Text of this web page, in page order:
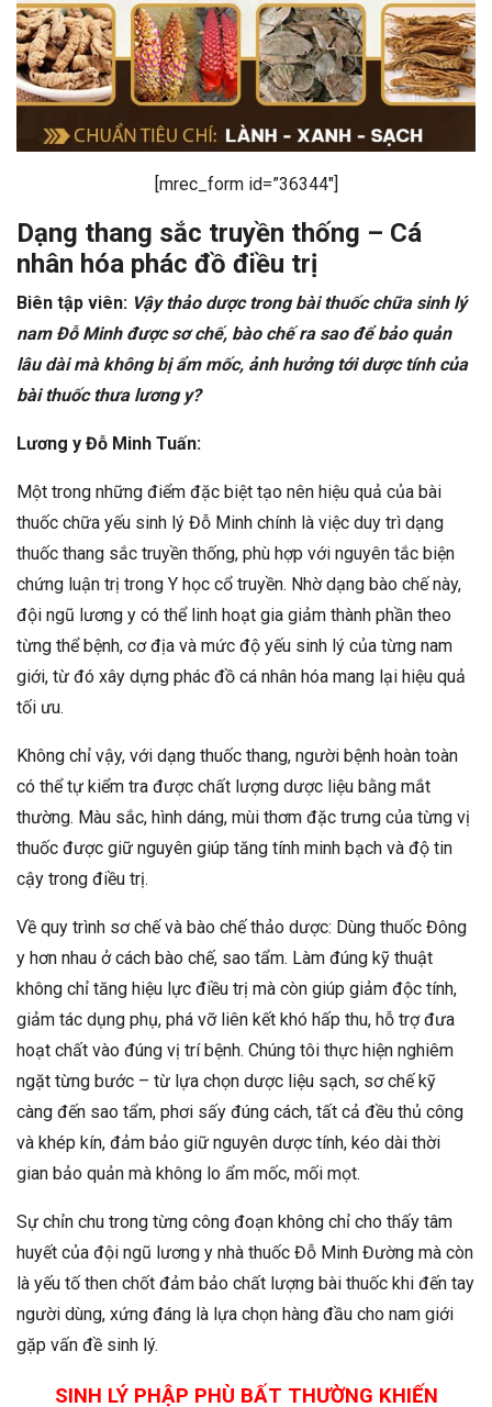
[mrec_form id=”36344″]
Dạng thang sắc truyền thống – Cá
nhân hóa phác đồ điều trị
Biên tập viên: Vậy thảo dược trong bài thuốc chữa sinh lý
nam Đỗ Minh được sơ chế, bào chế ra sao để bảo quản
lâu dài mà không bị ẩm mốc, ảnh hưởng tới dược tính của
bài thuốc thưa lương y?
Lương y Đỗ Minh Tuấn:
Một trong những điểm đặc biệt tạo nên hiệu quả của bài
thuốc chữa yếu sinh lý Đỗ Minh chính là việc duy trì dạng
thuốc thang sắc truyền thống, phù hợp với nguyên tắc biện
chứng luận trị trong Y học cổ truyền. Nhờ dạng bào chế này,
đội ngũ lương y có thể linh hoạt gia giảm thành phần theo
từng thể bệnh, cơ địa và mức độ yếu sinh lý của từng nam
giới, từ đó xây dựng phác đồ cá nhân hóa mang lại hiệu quả
tối ưu.
Không chỉ vậy, với dạng thuốc thang, người bệnh hoàn toàn
có thể tự kiểm tra được chất lượng dược liệu bằng mắt
thường. Màu sắc, hình dáng, mùi thơm đặc trưng của từng vị
thuốc được giữ nguyên giúp tăng tính minh bạch và độ tin
cậy trong điều trị.
Về quy trình sơ chế và bào chế thảo dược: Dùng thuốc Đông
y hơn nhau ở cách bào chế, sao tẩm. Làm đúng kỹ thuật
không chỉ tăng hiệu lực điều trị mà còn giúp giảm độc tính,
giảm tác dụng phụ, phá vỡ liên kết khó hấp thu, hỗ trợ đưa
hoạt chất vào đúng vị trí bệnh. Chúng tôi thực hiện nghiêm
ngặt từng bước – từ lựa chọn dược liệu sạch, sơ chế kỹ
càng đến sao tẩm, phơi sấy đúng cách, tất cả đều thủ công
và khép kín, đảm bảo giữ nguyên dược tính, kéo dài thời
gian bảo quản mà không lo ẩm mốc, mối mọt.
Sự chỉn chu trong từng công đoạn không chỉ cho thấy tâm
huyết của đội ngũ lương y nhà thuốc Đỗ Minh Đường mà còn
là yếu tố then chốt đảm bảo chất lượng bài thuốc khi đến tay
người dùng, xứng đáng là lựa chọn hàng đầu cho nam giới
gặp vấn đề sinh lý.
SINH LÝ PHẬP PHÙ BẤT THƯỜNG KHIẾN